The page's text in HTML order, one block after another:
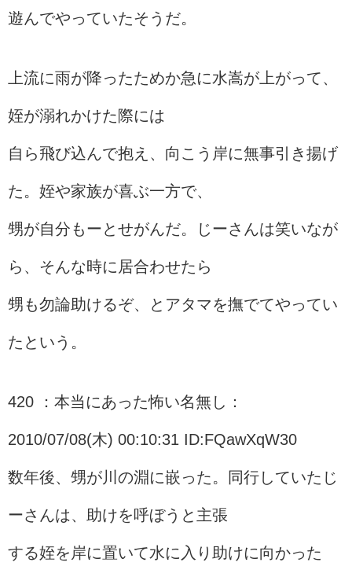
遊んでやっていたそうだ。
上流に雨が降ったためか急に水嵩が上がって、
姪が溺れかけた際には
自ら飛び込んで抱え、向こう岸に無事引き揚げ
た。姪や家族が喜ぶ一方で、
甥が自分もーとせがんだ。じーさんは笑いなが
ら、そんな時に居合わせたら
甥も勿論助けるぞ、とアタマを撫でてやってい
たという。
420 ：本当にあった怖い名無し：
2010/07/08(木) 00:10:31 ID:FQawXqW30
数年後、甥が川の淵に嵌った。同行していたじ
ーさんは、助けを呼ぼうと主張
する姪を岸に置いて水に入り助けに向かった